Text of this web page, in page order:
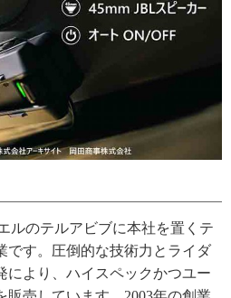
ルのテルアビブに本社を置くテ
です。圧倒的な技術力とライダ
により、ハイスペックかつユー